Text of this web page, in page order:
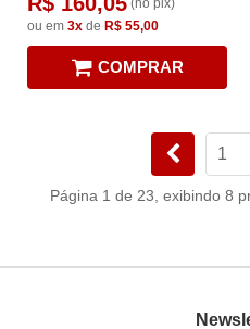
ou em 3x de R$ 55,00
COMPRAR
Página 1 de 23, exibindo 8